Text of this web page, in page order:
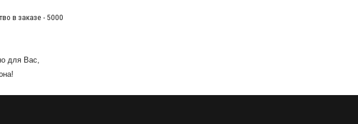
в заказе - 5000
для Вас,